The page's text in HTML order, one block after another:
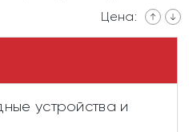
Цена:
устройства и